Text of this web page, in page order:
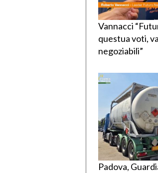
Vannacci
questua voti,
negoziabili”
Padova,